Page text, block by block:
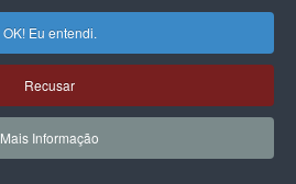
OK! Eu entendi.
Recusar
Mais Informação